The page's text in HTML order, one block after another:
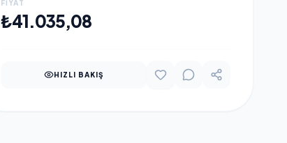
FREE DOS, KURUMSAL
FIYAT
₺41.035,08
HIZLI BAKIŞ